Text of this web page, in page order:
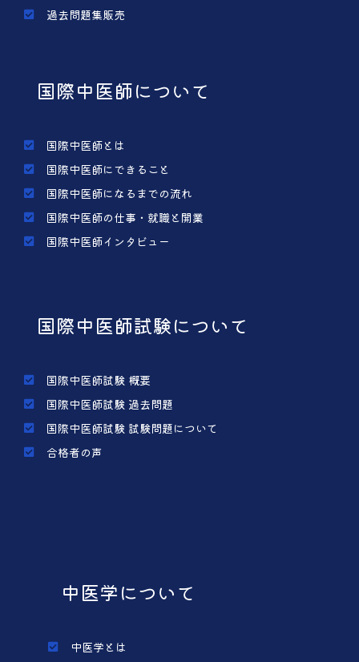
過去問題集販売
国際中医師について
国際中医師とは
国際中医師にできること
国際中医師になるまでの流れ
国際中医師の仕事・就職と開業
国際中医師インタビュー
国際中医師試験について
国際中医師試験 概要
国際中医師試験 過去問題
国際中医師試験 試験問題について
合格者の声
中医学について
中医学とは